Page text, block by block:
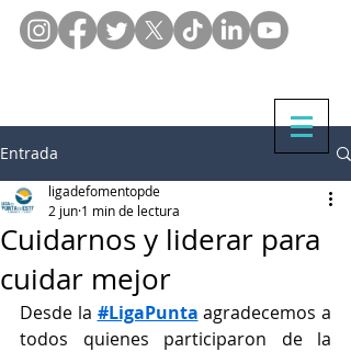
Entrada
Cuidarnos y liderar para
cuidar mejor
ligadefomentopde
2 jun 1 min de lectura
Desde la #LigaPunta agradecemos a
todos quienes participaron de la